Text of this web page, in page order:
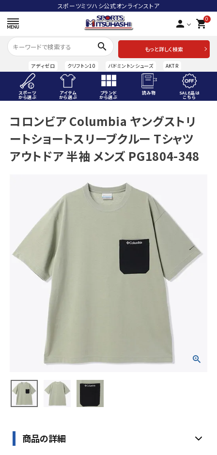
スポーツミツハシ公式オンラインストア
person 0
shopping_cart
search
もっと詳しく検索
アディゼロ クリフトン10 バドミントンシューズ AKTR
スポーツ
から選ぶ
アイテム
から選ぶ
ブランド
から選ぶ
読み物 SALE品は
こちら
ACCOUNT MENU
ようこそ ゲスト 様
meeting_room ログイン person 会員登録
アイテムから選ぶ
ブランドから選ぶ
SALE品はこちら
INFORMATIOM
お問い合わせ
特定商取引法
コロンビア Columbia ヤングストリ
ートショートスリーブクルー Tシャツ
アウトドア 半袖 メンズ PG1804-348
商品の詳細